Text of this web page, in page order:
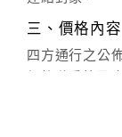
三、價格內容
四方通行之公
價」之當日價